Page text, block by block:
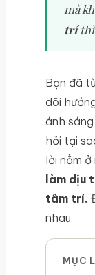
mà
tríthì
Bạn đã
dõi
ánh
hỏi tại
lời nằm
làm dịu
tâm trí.
nhau.
MỤC